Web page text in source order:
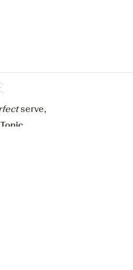
serve,